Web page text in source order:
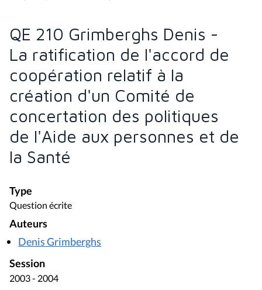
QE 210 Grimberghs Denis -
La ratification de l'accord de
coopération relatif à la
création d'un Comité de
concertation des politiques
de l'Aide aux personnes et de
la Santé
Type
Question écrite
Auteurs
Denis Grimberghs
Session
2003 - 2004